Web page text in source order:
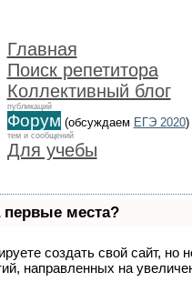
Главная
Поиск репетитора
Коллективный блог
публикаций
Форум (обсуждаем ЕГЭ 2020)
тем и сообщений
Для учебы
первые места?
создать свой сайт, но
направленных на